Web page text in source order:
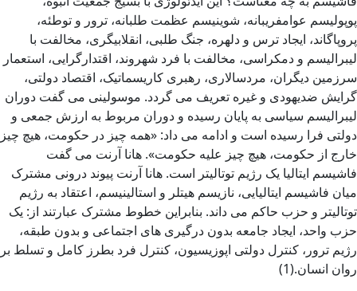
پوپولیسم عوامفریبانه، شوینیسم عظمت طلبانه، ترور و توطئه،
پروپاگاند، ایجاد ترس و دلهره، جنگ طلبی، انقلابیگری، مخالفت با
لیبرالیسم و دمکراسی، مخالفت با فرد شهروند، اقتدارگرایی، استعمار
سرزمین دیگران، مردسالاری، رهبری کاریسماتیک، اقتصاد دولتی،
گرایش ضدیهودی و غیره تعریف می گردد. موسولینی می گفت دوران
لیبرالیسم سیاسی به پایان رسیده و دوران مربوط به ارزش جمعی و
دولتی فرا رسیده است و ادامه می داد: «همه چیز در حکومت، هیچ چیز
خارج از حکومت، هیچ چیز علیه حکومت». هانا آرنت می گفت
فاشیسم ایتالیا یک رژیم توتالیتر است. هانا آرنت پیوند درونی مشترک
میان فاشیسم ایتالیایی، نازیسم هیتلر و استالینیسم، اعتقاد به رژیم
توتالیتر و حزب حاکم می داند. بنابراین خطوط مشترک عبارتند از: یک
حزب واحد، ایجاد جامعه بدون درگیری های اجتماعی و بدون طبقه،
رژیم ترور، کنترل دولتی اپوزیسیون، کنترل فرد بطرز کامل و تسلط بر
روان انسان.(1)